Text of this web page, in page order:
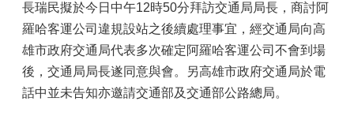
長瑞民擬於今日中午12時50分拜訪交通局局長，商討阿
羅哈客運公司違規設站之後續處理事宜，經交通局向高
雄市政府交通局代表多次確定阿羅哈客運公司不會到場
後，交通局局長遂同意與會。另高雄市政府交通局於電
話中並未告知亦邀請交通部及交通部公路總局。